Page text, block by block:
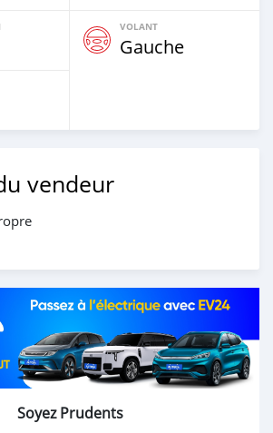
VOLANT
Gauche
vendeur
Soyez Prudents